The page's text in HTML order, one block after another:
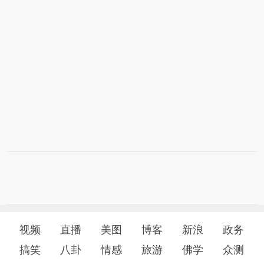
视频 直播 美图 博客 新浪
政务
搞笑
八卦 情感 旅游 佛学 众测